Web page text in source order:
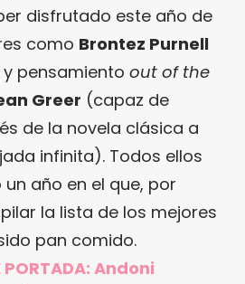
disfrutado este año de
como Brontez Purnell
pensamiento out of the
Greer (capaz de
de la novela clásica a
infinita). Todos ellos
año en el que, por
la lista de los mejores
pan comido.
PORTADA: Andoni